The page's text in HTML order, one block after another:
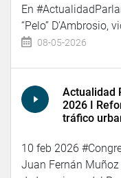
En
“Pelo” D’Ambrosio,
08-05-2026
Actualidad
2026 I
tráfico
10 feb 2026
Juan Fernán